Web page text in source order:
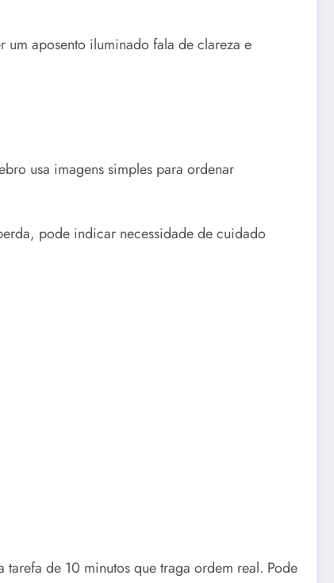
um aposento iluminado fala de clareza e
usa imagens simples para ordenar
pode indicar necessidade de cuidado
de 10 minutos que traga ordem real. Pode